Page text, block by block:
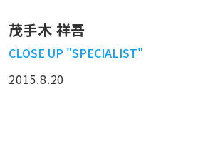
茂手木 祥吾
CLOSE UP "SPECIALIST"
2015.8.20